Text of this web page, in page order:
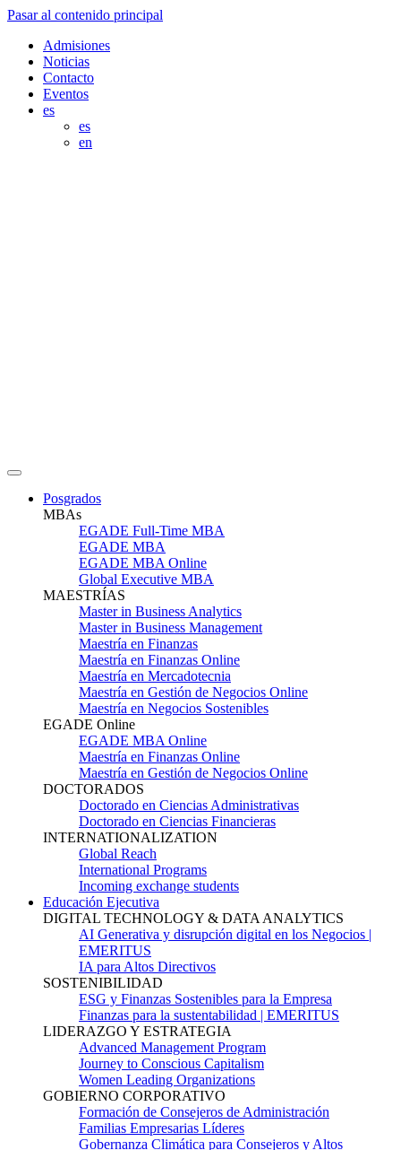
Pasar al contenido principal
Admisiones
Noticias
Contacto
Eventos
es
es
en
Posgrados
MBAs
EGADE Full-Time MBA
EGADE MBA
EGADE MBA Online
Global Executive MBA
MAESTRÍAS
Master in Business Analytics
Master in Business Management
Maestría en Finanzas
Maestría en Finanzas Online
Maestría en Mercadotecnia
Maestría en Gestión de Negocios Online
Maestría en Negocios Sostenibles
EGADE Online
EGADE MBA Online
Maestría en Finanzas Online
Maestría en Gestión de Negocios Online
DOCTORADOS
Doctorado en Ciencias Administrativas
Doctorado en Ciencias Financieras
INTERNATIONALIZATION
Global Reach
International Programs
Incoming exchange students
Educación Ejecutiva
DIGITAL TECHNOLOGY & DATA ANALYTICS
AI Generativa y disrupción digital en los Negocios |
EMERITUS
IA para Altos Directivos
SOSTENIBILIDAD
ESG y Finanzas Sostenibles para la Empresa
Finanzas para la sustentabilidad | EMERITUS
LIDERAZGO Y ESTRATEGIA
Advanced Management Program
Journey to Conscious Capitalism
Women Leading Organizations
GOBIERNO CORPORATIVO
Formación de Consejeros de Administración
Familias Empresarias Líderes
Gobernanza Climática para Consejeros y Altos